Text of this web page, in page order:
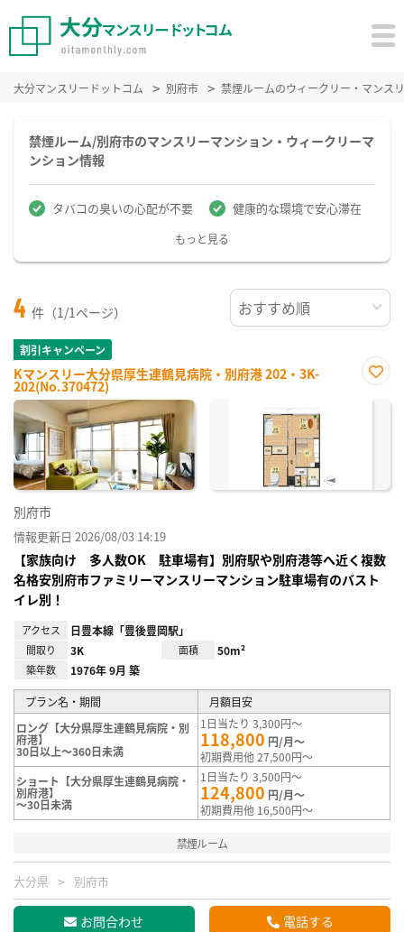
大分マンスリードットコム 別府市 禁煙ルームのウィークリー・マンス
禁煙ルーム/別府市のマンスリーマンション・ウィークリーマ
ンション情報
タバコの臭いの心配が不要 健康的な環境で安心滞在
もっと見る
4 件（1/1ページ）
割引キャンペーン
Kマンスリー大分県厚生連鶴見病院・別府港 202・3K-
202(No.370472)
に入
別府市
情報更新日 2026/08/03 14:19
【家族向け 多人数OK 駐車場有】別府駅や別府港等へ近く複数
名格安別府市ファミリーマンスリーマンション駐車場有のバスト
イレ別！
アクセス 日豊本線「豊後豊岡駅」
間取り 3K 面積 50m²
築年数 1976年 9月 築
プラン名・期間
月額目安
ロング【大分県厚生連鶴見病院・別
府港】
30日以上～360日未満
1日当たり 3,300円～
118,800 円/月～
初期費用他 27,500円～
ショート【大分県厚生連鶴見病院・
別府港】
～30日未満
1日当たり 3,500円～
124,800 円/月～
初期費用他 16,500円～
禁煙ルーム
大分県 別府市
お問合わせ 電話する